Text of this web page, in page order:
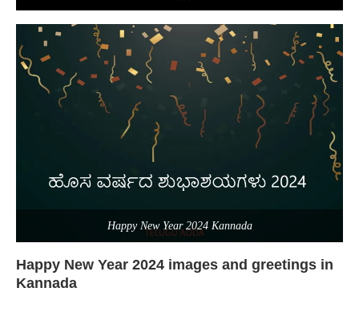
Happy New Year 2024 Kannada
Happy New Year 2024 images and greetings in
Kannada